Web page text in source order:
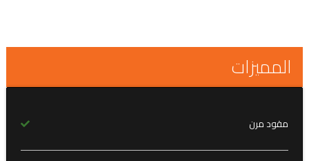
المميزات
مقود مرن